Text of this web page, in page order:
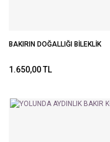
BAKIRIN DOĞALLIĞI BİLEKLİK
1.650,00 TL